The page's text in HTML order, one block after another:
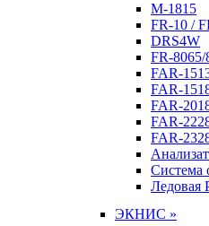
M-1815
FR-10 /
DRS4W
FR-8065/
FAR-
FAR-
FAR-
FAR-
FAR-
Система
Ледовая
ЭКНИС »